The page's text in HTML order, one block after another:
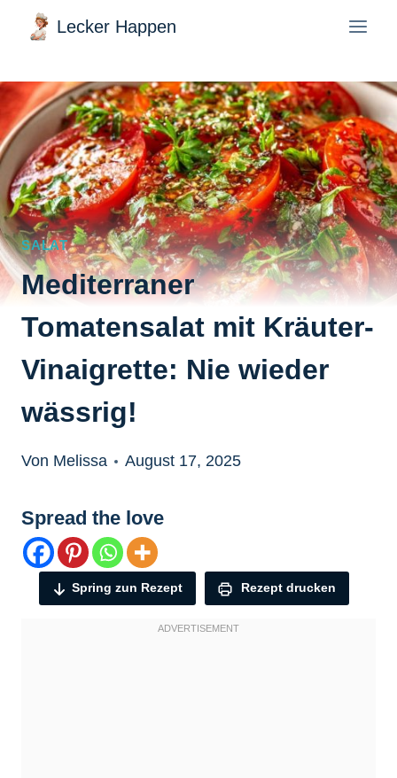
Zum
Inhalt
springen
Lecker Happen
SALAT
Mediterraner
Tomatensalat mit Kräuter-
Vinaigrette: Nie wieder
wässrig!
Von Melissa August 17, 2025
Spread the love
Spring zun Rezept Rezept drucken